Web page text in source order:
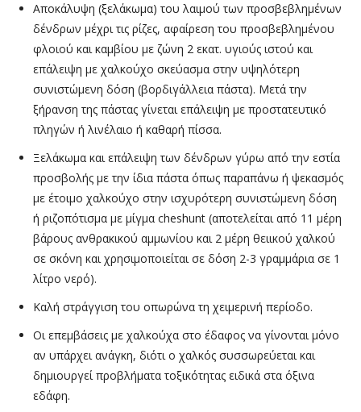
Αποκάλυψη (ξελάκωμα) του λαιμού των προσβεβλημένων
δένδρων μέχρι τις ρίζες, αφαίρεση του προσβεβλημένου
φλοιού και καμβίου με ζώνη 2 εκατ. υγιούς ιστού και
επάλειψη με χαλκούχο σκεύασμα στην υψηλότερη
συνιστώμενη δόση (βορδιγάλλεια πάστα). Μετά την
ξήρανση της πάστας γίνεται επάλειψη με προστατευτικό
πληγών ή λινέλαιο ή καθαρή πίσσα.
Ξελάκωμα και επάλειψη των δένδρων γύρω από την εστία
προσβολής με την ίδια πάστα όπως παραπάνω ή ψεκασμός
με έτοιμο χαλκούχο στην ισχυρότερη συνιστώμενη δόση
ή ριζοπότισμα με μίγμα cheshunt (αποτελείται από 11 μέρη
βάρους ανθρακικού αμμωνίου και 2 μέρη θειικού χαλκού
σε σκόνη και χρησιμοποιείται σε δόση 2-3 γραμμάρια σε 1
λίτρο νερό).
Καλή στράγγιση του οπωρώνα τη χειμερινή περίοδο.
Οι επεμβάσεις με χαλκούχα στο έδαφος να γίνονται μόνο
αν υπάρχει ανάγκη, διότι ο χαλκός συσσωρεύεται και
δημιουργεί προβλήματα τοξικότητας ειδικά στα όξινα
εδάφη.